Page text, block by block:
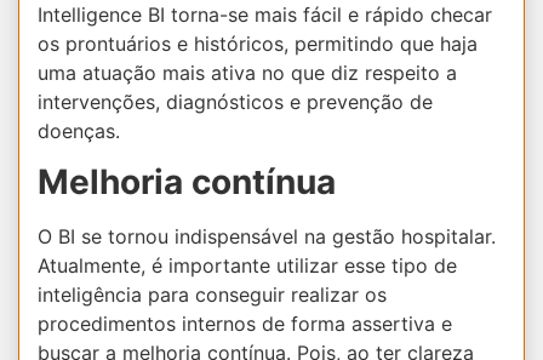
Intelligence BI torna-se mais fácil e rápido checar
os prontuários e históricos, permitindo que haja
uma atuação mais ativa no que diz respeito a
intervenções, diagnósticos e prevenção de
doenças.
Melhoria contínua
O BI se tornou indispensável na gestão hospitalar.
Atualmente, é importante utilizar esse tipo de
inteligência para conseguir realizar os
procedimentos internos de forma assertiva e
buscar a melhoria contínua. Pois, ao ter clareza